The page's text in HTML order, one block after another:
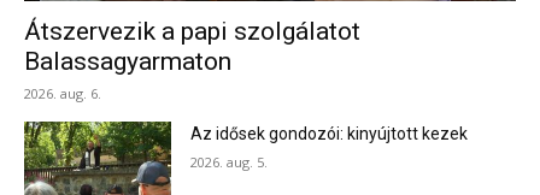
Átszervezik a papi szolgálatot
Balassagyarmaton
2026. aug. 6.
Az idősek gondozói: kinyújtott kezek
2026. aug. 5.